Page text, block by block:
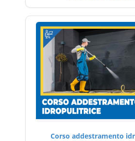
Corso addestramento